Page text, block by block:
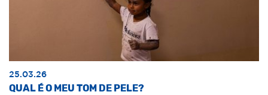
25.03.26
QUAL É O MEU TOM DE PELE?